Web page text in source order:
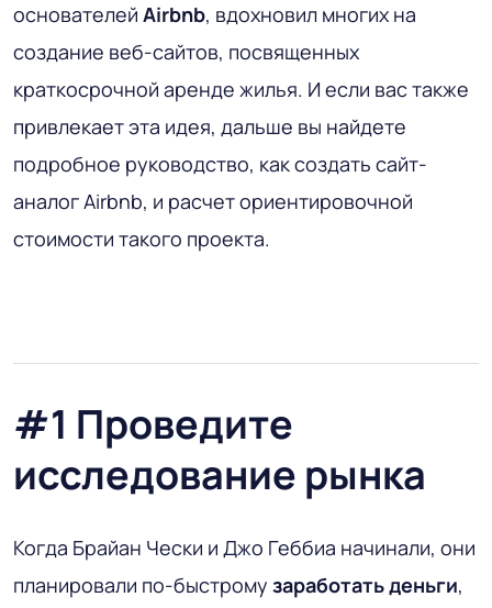
основателей Airbnb, вдохновил многих на
создание веб-сайтов, посвященных
краткосрочной аренде жилья. И если вас также
привлекает эта идея, дальше вы найдете
подробное руководство, как создать сайт-
аналог Airbnb, и расчет ориентировочной
стоимости такого проекта.
#1 Проведите
исследование рынка
Когда Брайан Чески и Джо Геббиа начинали, они
планировали по-быстрому заработать деньги,